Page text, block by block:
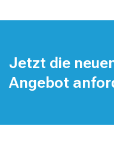
Jetzt die
Angebot